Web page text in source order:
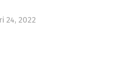
24, 2022